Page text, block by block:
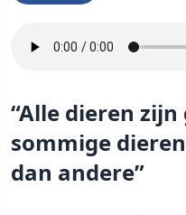
“Alle dieren
sommige
dan andere”